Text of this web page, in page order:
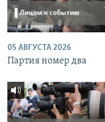
05 АВГУСТА 2026
Партия номер два